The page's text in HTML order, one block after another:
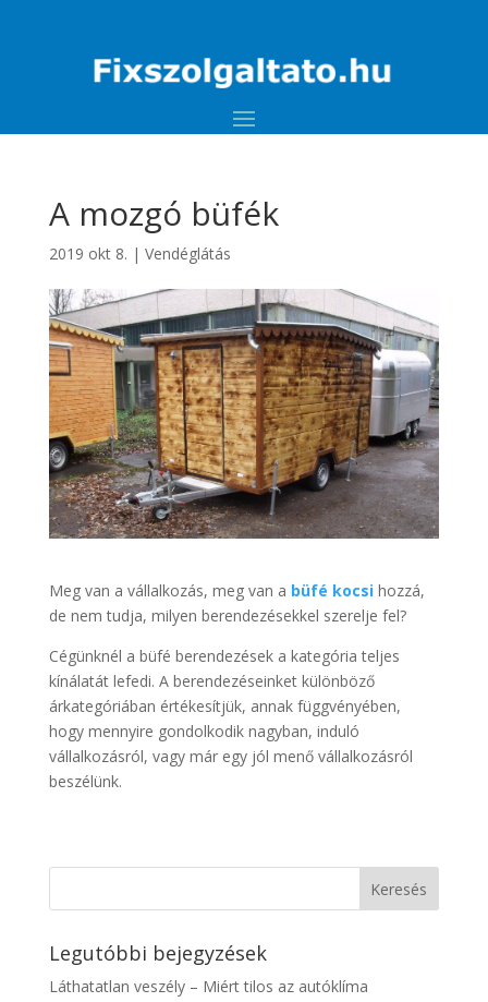
A mozgó büfék
2019 okt 8. | Vendéglátás
Meg van a vállalkozás, meg van a büfé kocsihozzá,
de nem tudja, milyen berendezésekkel szerelje fel?
Cégünknél a büfé berendezések a kategória teljes
kínálatát lefedi. A berendezéseinket különböző
árkategóriában értékesítjük, annak függvényében,
hogy mennyire gondolkodik nagyban, induló
vállalkozásról, vagy már egy jól menő vállalkozásról
beszélünk.
Legutóbbi bejegyzések
Láthatatlan veszély – Miért tilos az autóklíma